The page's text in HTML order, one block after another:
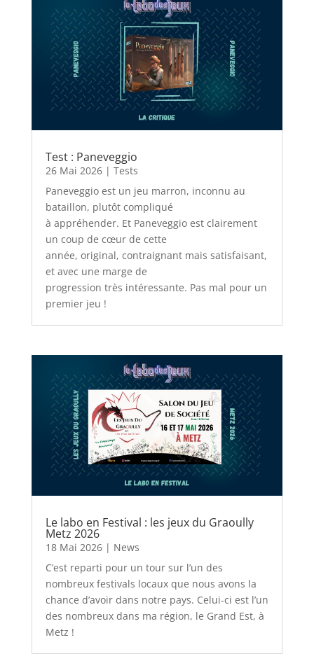
Test : Paneveggio
26 Mai 2026| Tests
Paneveggio est un jeu marron, inconnu au
bataillon, plutôt compliqué
à appréhender. Et Paneveggio est clairement
un coup de cœur de cette
année, original, contraignant mais satisfaisant,
et avec une marge de
progression très intéressante. Pas mal pour un
premier jeu !
Le labo en Festival : les jeux du Graoully
Metz 2026
18 Mai 2026| News
C’est reparti pour un tour sur l’un des
nombreux festivals locaux que nous avons la
chance d’avoir dans notre pays. Celui-ci est l’un
des nombreux dans ma région, le Grand Est, à
Metz !